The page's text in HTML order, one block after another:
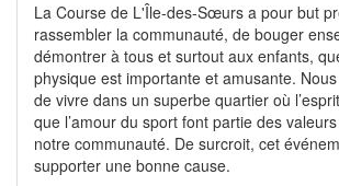
La Course de L'Île-des-Sœurs a pour but
rassembler la communauté, de bouger
démontrer à tous et surtout aux enfants,
physique est importante et amusante.
de vivre dans un superbe quartier où
que l’amour du sport font partie des
notre communauté. De surcroit, cet
supporter une bonne cause.